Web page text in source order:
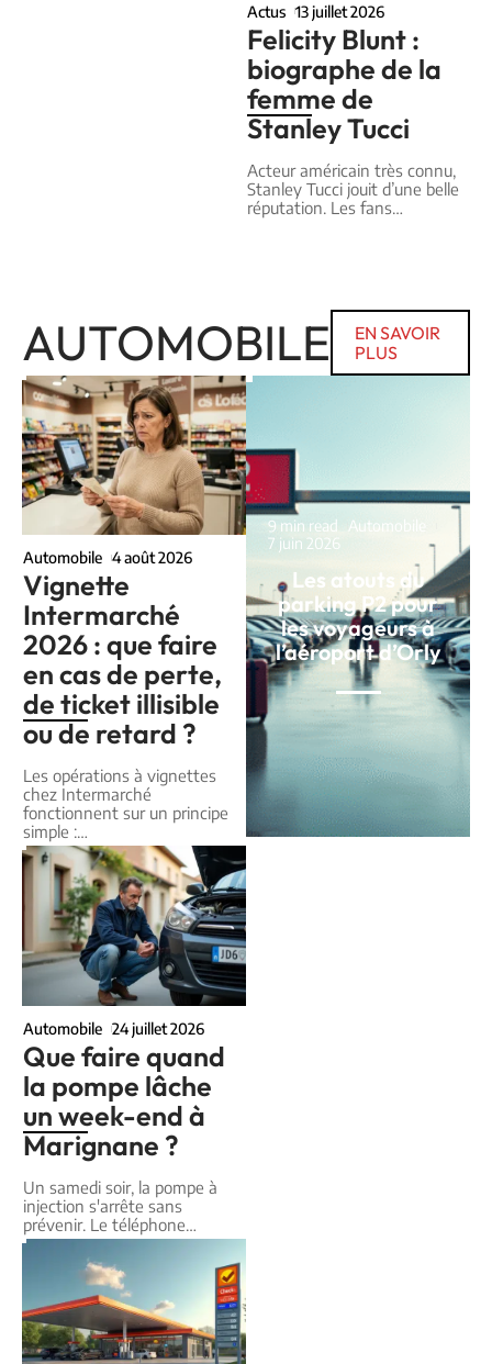
Actus 13 juillet 2026
Felicity Blunt :
biographe de la
femme de
Stanley Tucci
Acteur américain très connu,
Stanley Tucci jouit d’une belle
réputation. Les fans
AUTOMOBILE
EN SAVOIR
PLUS
Automobile 4 août 2026
Vignette
Intermarché
2026 : que faire
en cas de perte,
de ticket illisible
ou de retard ?
Les opérations à vignettes
chez Intermarché
fonctionnent sur un principe
simple :…
Automobile 24 juillet 2026
Que faire quand
la pompe lâche
un week-end à
Marignane ?
Un samedi soir, la pompe à
injection s'arrête sans
prévenir. Le téléphone…
9 min read
Automobile
7 juin 2026
Les atouts du
parking P2 pour
les voyageurs à
l’aéroport d’Orly